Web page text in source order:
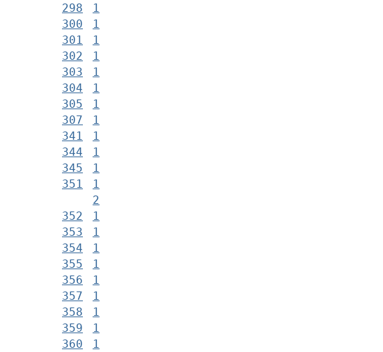
298
1
300
1
301
1
302
1
303
1
304
1
305
1
307
1
341
1
344
1
345
1
351
1
2
352
1
353
1
354
1
355
1
356
1
357
1
358
1
359
1
360
1